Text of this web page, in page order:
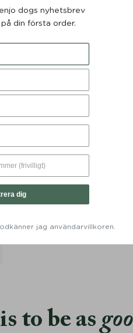
Hundhalsband Torekov
Från:499
to be as
dogs nyhetsbrev
din första order.
dig
jag användarvillkoren.